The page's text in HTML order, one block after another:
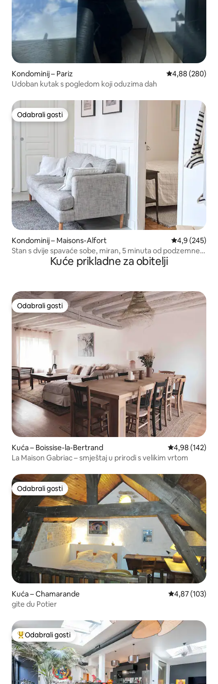
Kondominij – Pariz Prosječna
4,88 (280)
Udoban kutak s pogledom koji oduzima dah
Odabrali gosti
Odabrali gosti
Kondominij – Maisons-Alfort Prosječna
4,9 (245)
Stan s dvije spavaće sobe, miran, 5 minuta od podzemne
Kuće prikladne za obitelji
Odabrali gosti
Odabrali gosti
Kuća – Boissise-la-Bertrand Prosječna
4,98 (142)
La Maison Gabriac – smještaj u prirodi s velikim vrtom
Odabrali gosti
Odabrali gosti
Kuća – Chamarande Prosječna
4,87 (103)
gite du Potier
Među najviše rangiranima s oznakom „Odabrali gosti”
Odabrali gosti